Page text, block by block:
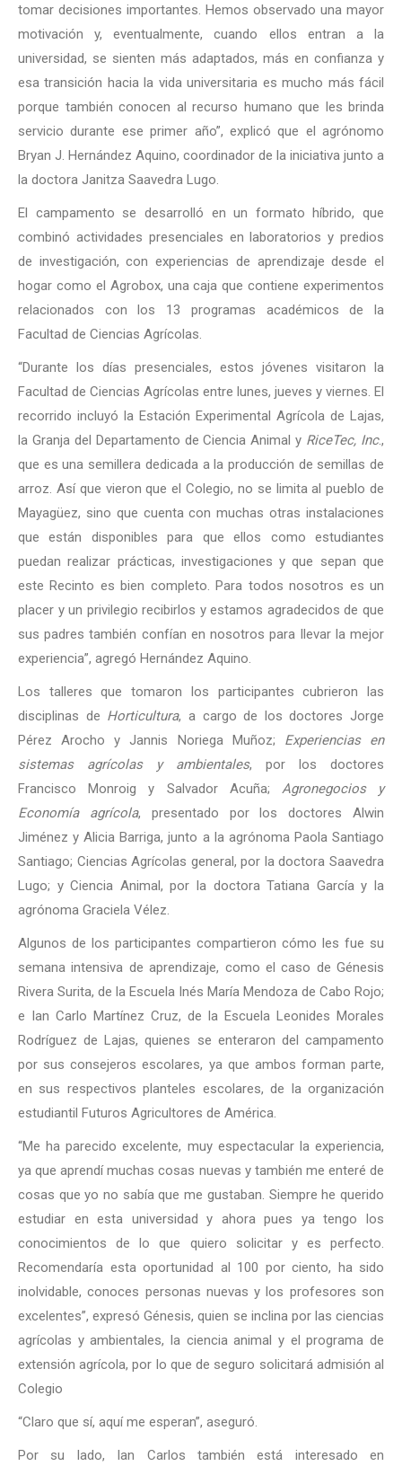
tomar decisiones importantes. Hemos observado una mayor
motivación y, eventualmente, cuando ellos entran a la
universidad, se sienten más adaptados, más en confianza y
esa transición hacia la vida universitaria es mucho más fácil
porque también conocen al recurso humano que les brinda
servicio durante ese primer año”, explicó que el agrónomo
Bryan J. Hernández Aquino, coordinador de la iniciativa junto a
la doctora Janitza Saavedra Lugo.
El campamento se desarrolló en un formato híbrido, que
combinó actividades presenciales en laboratorios y predios
de investigación, con experiencias de aprendizaje desde el
hogar como el Agrobox, una caja que contiene experimentos
relacionados con los 13 programas académicos de la
Facultad de Ciencias Agrícolas.
“Durante los días presenciales, estos jóvenes visitaron la
Facultad de Ciencias Agrícolas entre lunes, jueves y viernes. El
recorrido incluyó la Estación Experimental Agrícola de Lajas,
la Granja del Departamento de Ciencia Animal y RiceTec, Inc.,
que es una semillera dedicada a la producción de semillas de
arroz. Así que vieron que el Colegio, no se limita al pueblo de
Mayagüez, sino que cuenta con muchas otras instalaciones
que están disponibles para que ellos como estudiantes
puedan realizar prácticas, investigaciones y que sepan que
este Recinto es bien completo. Para todos nosotros es un
placer y un privilegio recibirlos y estamos agradecidos de que
sus padres también confían en nosotros para llevar la mejor
experiencia”, agregó Hernández Aquino.
Los talleres que tomaron los participantes cubrieron las
disciplinas de Horticultura, a cargo de los doctores Jorge
Pérez Arocho y Jannis Noriega Muñoz; Experiencias en
sistemas agrícolas y ambientales, por los doctores
Francisco Monroig y Salvador Acuña; Agronegocios y
Economía agrícola, presentado por los doctores Alwin
Jiménez y Alicia Barriga, junto a la agrónoma Paola Santiago
Santiago; Ciencias Agrícolas general, por la doctora Saavedra
Lugo; y Ciencia Animal, por la doctora Tatiana García y la
agrónoma Graciela Vélez.
Algunos de los participantes compartieron cómo les fue su
semana intensiva de aprendizaje, como el caso de Génesis
Rivera Surita, de la Escuela Inés María Mendoza de Cabo Rojo;
e Ian Carlo Martínez Cruz, de la Escuela Leonides Morales
Rodríguez de Lajas, quienes se enteraron del campamento
por sus consejeros escolares, ya que ambos forman parte,
en sus respectivos planteles escolares, de la organización
estudiantil Futuros Agricultores de América.
“Me ha parecido excelente, muy espectacular la experiencia,
ya que aprendí muchas cosas nuevas y también me enteré de
cosas que yo no sabía que me gustaban. Siempre he querido
estudiar en esta universidad y ahora pues ya tengo los
conocimientos de lo que quiero solicitar y es perfecto.
Recomendaría esta oportunidad al 100 por ciento, ha sido
inolvidable, conoces personas nuevas y los profesores son
excelentes”, expresó Génesis, quien se inclina por las ciencias
agrícolas y ambientales, la ciencia animal y el programa de
extensión agrícola, por lo que de seguro solicitará admisión al
Colegio
“Claro que sí, aquí me esperan”, aseguró.
Por su lado, Ian Carlos también está interesado en